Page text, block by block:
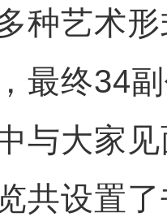
种艺术
最终34
与大家
设置了